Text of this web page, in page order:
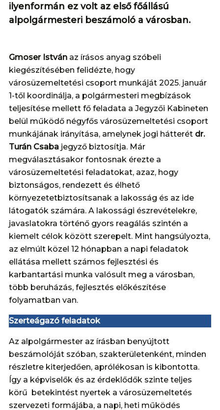
ilyenformán ez volt az első főállású
alpolgármesteri beszámoló a városban.
Gmoser István az írásos anyag szóbeli
kiegészítésében felidézte, hogy
városüzemeltetési csoport munkáját 2025. január
1-től koordinálja, a polgármesteri megbízások
teljesítése mellett fő feladata a Jegyzői Kabineten
belül működő négyfős városüzemeltetési csoport
munkájának irányítása, amelynek jogi hátterét dr.
Turán Csaba jegyző biztosítja. Már
megválasztásakor fontosnak érezte a
városüzemeltetési feladatokat, azaz, hogy
biztonságos, rendezett és élhető
környezetetbiztosítsanak a lakosság és az ide
látogatók számára. A lakossági észrevételekre,
javaslatokra történő gyors reagálás szintén a
kiemelt célok között szerepelt. Mint hangsúlyozta,
az elmúlt közel 12 hónapban a napi feladatok
ellátása mellett számos fejlesztési és
karbantartási munka valósult meg a városban,
több beruházás, fejlesztés előkészítése
folyamatban van.
Szerteágazó feladatok
Az alpolgármester az írásban benyújtott
beszámolóját szóban, szakterületenként, minden
részletre kiterjedően, aprólékosan is kibontotta.
Így a képviselők és az érdeklődők szinte teljes
körű betekintést nyertek a városüzemeltetés
szervezeti formájába, a napi, heti működés